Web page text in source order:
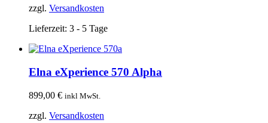
zzgl. Versandkosten
Lieferzeit: 3 - 5 Tage
Elna eXperience 570 Alpha
899,00 € inkl MwSt.
zzgl. Versandkosten